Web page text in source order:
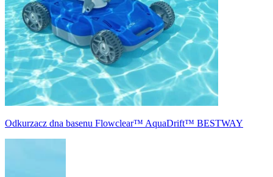
Odkurzacz dna basenu Flowclear™ AquaDrift™ BESTWAY